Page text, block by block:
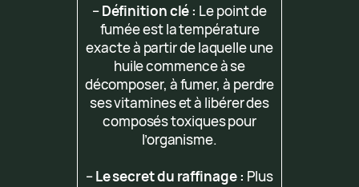
–Définition clé : Le point de
fumée est la température
exacte à partir de laquelle une
huile commence à se
décomposer, à fumer, à perdre
ses vitamines et à libérer des
composés toxiques pour
l’organisme.
–Le secret du raffinage : Plus